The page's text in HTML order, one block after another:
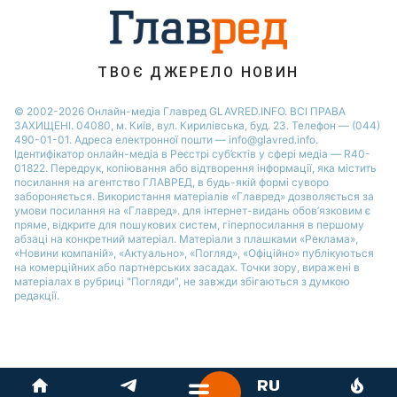
ТВОЄ ДЖЕРЕЛО НОВИН
© 2002-2026 Онлайн-медіа Главред GLAVRED.INFO. ВСІ ПРАВА
ЗАХИЩЕНІ. 04080, м. Київ, вул. Кирилівська, буд. 23. Телефон — (044)
490-01-01. Адреса електронної пошти — info@glavred.info.
Ідентифікатор онлайн-медіа в Реєстрі суб’єктів у сфері медіа — R40-
01822. Передрук, копіювання або відтворення інформації, яка містить
посилання на агентство ГЛАВРЕД, в будь-якій формi суворо
забороняється. Використання матеріалів «Главред» дозволяється за
умови посилання на «Главред». для інтернет-видань обов’язковим є
пряме, відкрите для пошукових систем, гіперпосилання в першому
абзаці на конкретний матеріал. Матеріали з плашками «Реклама»,
«Новини компаній», «Актуально», «Погляд», «Офіційно» публікуються
на комерційних або партнерських засадах. Точки зору, виражені в
матеріалах в рубриці "Погляди", не завжди збігаються з думкою
редакції.